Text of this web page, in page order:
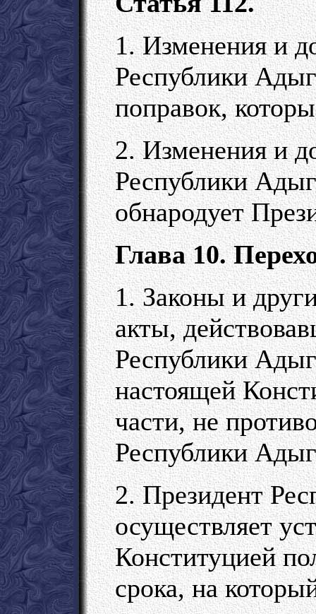
1. Изменения и
Республики
поправок,
2. Изменения и
Республики
обнародует
Глава 10.
1. Законы и
акты,
Республики
настоящей
части, не
Республики
2. Президент
осуществляет
Конституцией
срока, на